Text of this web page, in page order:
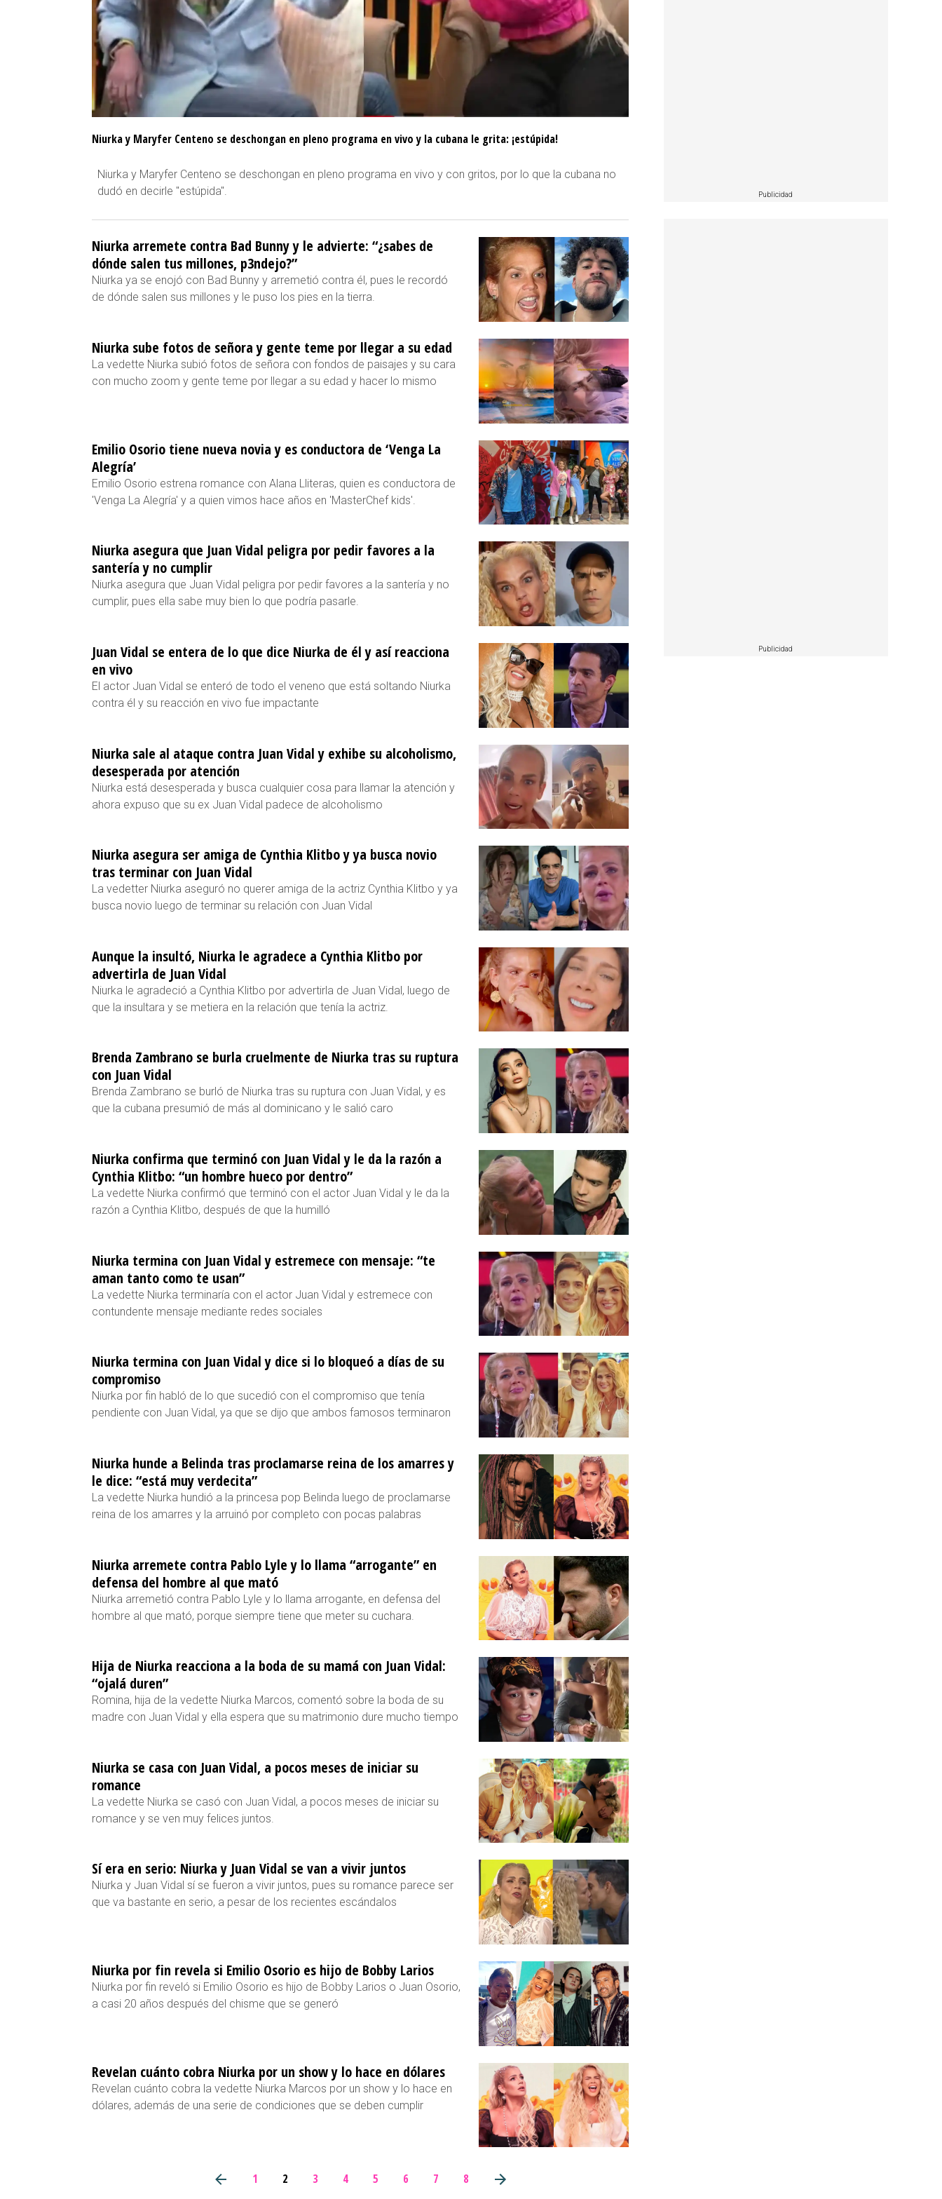
Niurka y Maryfer Centeno se deschongan en pleno programa en vivo y la cubana le grita: ¡estúpida!
Niurka y Maryfer Centeno se deschongan en pleno programa en vivo y con gritos, por lo que la cubana no
dudó en decirle "estúpida".
Niurka arremete contra Bad Bunny y le advierte: “¿sabes de
dónde salen tus millones, p3ndejo?”
Niurka ya se enojó con Bad Bunny y arremetió contra él, pues le recordó
de dónde salen sus millones y le puso los pies en la tierra.
Niurka sube fotos de señora y gente teme por llegar a su edad
La vedette Niurka subió fotos de señora con fondos de paisajes y su cara
con mucho zoom y gente teme por llegar a su edad y hacer lo mismo
Emilio Osorio tiene nueva novia y es conductora de ‘Venga La
Alegría’
Emilio Osorio estrena romance con Alana Lliteras, quien es conductora de
'Venga La Alegría' y a quien vimos hace años en 'MasterChef kids'.
Niurka asegura que Juan Vidal peligra por pedir favores a la
santería y no cumplir
Niurka asegura que Juan Vidal peligra por pedir favores a la santería y no
cumplir, pues ella sabe muy bien lo que podría pasarle.
Juan Vidal se entera de lo que dice Niurka de él y así reacciona
en vivo
El actor Juan Vidal se enteró de todo el veneno que está soltando Niurka
contra él y su reacción en vivo fue impactante
Niurka sale al ataque contra Juan Vidal y exhibe su alcoholismo,
desesperada por atención
Niurka está desesperada y busca cualquier cosa para llamar la atención y
ahora expuso que su ex Juan Vidal padece de alcoholismo
Niurka asegura ser amiga de Cynthia Klitbo y ya busca novio
tras terminar con Juan Vidal
La vedetter Niurka aseguró no querer amiga de la actriz Cynthia Klitbo y ya
busca novio luego de terminar su relación con Juan Vidal
Aunque la insultó, Niurka le agradece a Cynthia Klitbo por
advertirla de Juan Vidal
Niurka le agradeció a Cynthia Klitbo por advertirla de Juan Vidal, luego de
que la insultara y se metiera en la relación que tenía la actriz.
Brenda Zambrano se burla cruelmente de Niurka tras su ruptura
con Juan Vidal
Brenda Zambrano se burló de Niurka tras su ruptura con Juan Vidal, y es
que la cubana presumió de más al dominicano y le salió caro
Niurka confirma que terminó con Juan Vidal y le da la razón a
Cynthia Klitbo: “un hombre hueco por dentro”
La vedette Niurka confirmó que terminó con el actor Juan Vidal y le da la
razón a Cynthia Klitbo, después de que la humilló
Niurka termina con Juan Vidal y estremece con mensaje: “te
aman tanto como te usan”
La vedette Niurka terminaría con el actor Juan Vidal y estremece con
contundente mensaje mediante redes sociales
Niurka termina con Juan Vidal y dice si lo bloqueó a días de su
compromiso
Niurka por fin habló de lo que sucedió con el compromiso que tenía
pendiente con Juan Vidal, ya que se dijo que ambos famosos terminaron
Niurka hunde a Belinda tras proclamarse reina de los amarres y
le dice: “está muy verdecita”
La vedette Niurka hundió a la princesa pop Belinda luego de proclamarse
reina de los amarres y la arruinó por completo con pocas palabras
Niurka arremete contra Pablo Lyle y lo llama “arrogante” en
defensa del hombre al que mató
Niurka arremetió contra Pablo Lyle y lo llama arrogante, en defensa del
hombre al que mató, porque siempre tiene que meter su cuchara.
Hija de Niurka reacciona a la boda de su mamá con Juan Vidal:
“ojalá duren”
Romina, hija de la vedette Niurka Marcos, comentó sobre la boda de su
madre con Juan Vidal y ella espera que su matrimonio dure mucho tiempo
Niurka se casa con Juan Vidal, a pocos meses de iniciar su
romance
La vedette Niurka se casó con Juan Vidal, a pocos meses de iniciar su
romance y se ven muy felices juntos.
Sí era en serio: Niurka y Juan Vidal se van a vivir juntos
Niurka y Juan Vidal sí se fueron a vivir juntos, pues su romance parece ser
que va bastante en serio, a pesar de los recientes escándalos
Niurka por fin revela si Emilio Osorio es hijo de Bobby Larios
Niurka por fin reveló si Emilio Osorio es hijo de Bobby Larios o Juan Osorio,
a casi 20 años después del chisme que se generó
Revelan cuánto cobra Niurka por un show y lo hace en dólares
Revelan cuánto cobra la vedette Niurka Marcos por un show y lo hace en
dólares, además de una serie de condiciones que se deben cumplir
1 2 3 4 5 6 7 8
Publicidad
Publicidad